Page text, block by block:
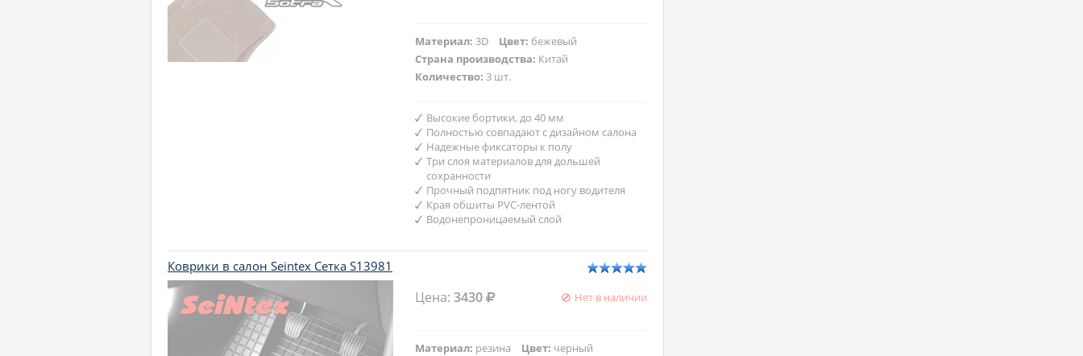
Материал:3D Цвет: бежевый
Страна производства: Китай
Количество:3 шт.
Высокие бортики, до 40 мм
Полностью совпадают с дизайном салона
Надежные фиксаторы к полу
Три слоя материалов для дольшей
сохранности
Прочный подпятник под ногу водителя
Края обшиты PVC-лентой
Водонепроницаемый слой
Коврики в салон Seintex Сетка S13981
Цена:3430 Нет в наличии
Материал: резина Цвет: черный